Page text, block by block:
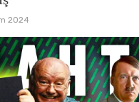
2024